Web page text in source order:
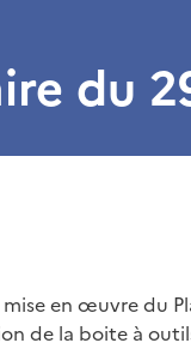
du
en œuvre du
de la boite à